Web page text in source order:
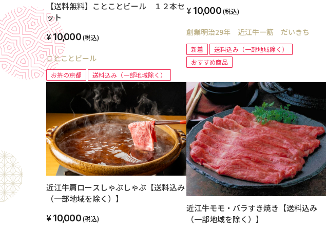
【送料無料】ことことビール １２本セ
ット
10,000(税込)
ことことビール
お茶の京都 送料込み（一部地域除く）
10,000(税込)
創業明治29年 近江牛一筋 だいきち
新着
送料込み（一部地域除く）
おすすめ商品
近江牛肩ロースしゃぶしゃぶ【送料込み
（一部地域を除く）】
10,000(税込)
近江牛モモ・バラすき焼き【送料込み
（一部地域を除く）】